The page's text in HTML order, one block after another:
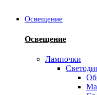
Освещение
Освещение
Лампочки